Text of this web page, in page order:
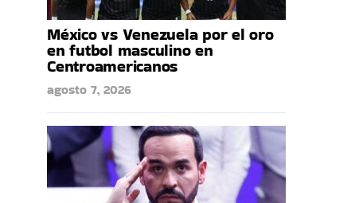
México vs Venezuela por el oro
en futbol masculino en
Centroamericanos
agosto 7, 2026